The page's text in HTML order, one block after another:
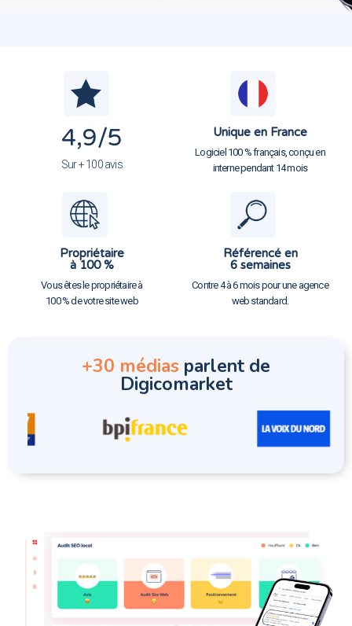
4,9/5
Sur + 100 avis
Unique en France
Logiciel 100 % français, conçu en
interne pendant 14 mois
Propriétaire
à 100 %
Vous êtes le propriétaire à
100 % de votre site web
Référencé en
6 semaines
Contre 4 à 6 mois pour une agence
web standard.
+30 médias parlent de
Digicomarket